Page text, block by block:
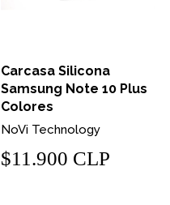
Carcasa Silicona
Samsung Note 10 Plus
Colores
NoVi Technology
$11.900 CLP